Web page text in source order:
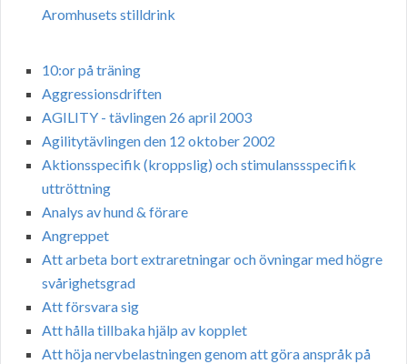
Aromhusets stilldrink
10:or på träning
Aggressionsdriften
AGILITY - tävlingen 26 april 2003
Agilitytävlingen den 12 oktober 2002
Aktionsspecifik (kroppslig) och stimulanssspecifik
uttröttning
Analys av hund & förare
Angreppet
Att arbeta bort extraretningar och övningar med högre
svårighetsgrad
Att försvara sig
Att hålla tillbaka hjälp av kopplet
Att höja nervbelastningen genom att göra anspråk på